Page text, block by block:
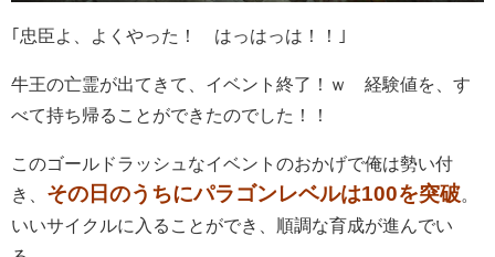
｢忠臣よ、よくやった！ はっはっは！！｣
牛王の亡霊が出てきて、イベント終了！ｗ 経験値を、す
べて持ち帰ることができたのでした！！
このゴールドラッシュなイベントのおかげで俺は勢い付
き、 その日のうちにパラゴンレベルは100を突破
いいサイクルに入ることができ、順調な育成が進んでい